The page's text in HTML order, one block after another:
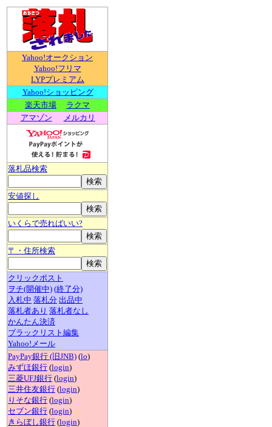
Yahoo!オークション
Yahoo!フリマ
LYPプレミアム
Yahoo!ショッピング
楽天市場
ラクマ
アマゾン
メルカリ
落札品検索
安値探し
いくらで売ればいい?
〒・住所検索
クリックポスト
ヲチ(開催中) (終了分)
入札中 落札分 出品中
落札者あり 落札者なし
かんたん決済
ブラックリスト編集
Yahoo!メール
PayPay銀行 (旧JNB) (lo)
みずほ銀行 (login)
三菱UFJ銀行 (login)
三井住友銀行 (login)
りそな銀行 (login)
セブン銀行 (login)
きらぼし銀行 (login)